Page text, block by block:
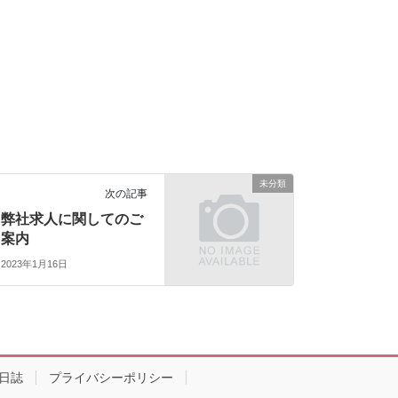
未分類
次の記事
弊社求人に関してのご
案内
2023年1月16日
誌 プライバシーポリシー